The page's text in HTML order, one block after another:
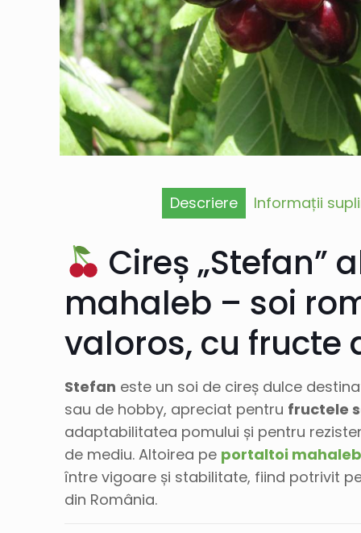
Descriere Informații
Cireș „Stefan”
mahaleb – soi
valoros, cu fructe
Stefan este un soi de cireș dulce
sau de hobby, apreciat pentru fructele
adaptabilitatea pomului și pentru
de mediu. Altoirea pe portaltoi mahaleb
între vigoare și stabilitate, fiind potrivit
din România.